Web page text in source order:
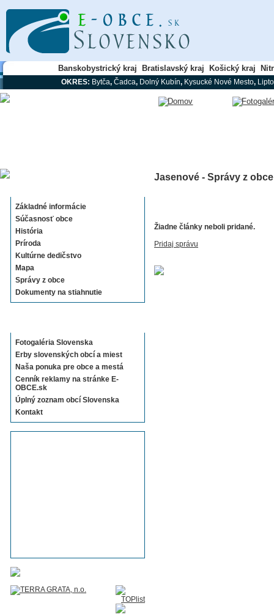
Banskobystrický kraj Bratislavský kraj Košický kraj
OKRES: Bytča,Čadca, Dolný Kubín, Kysucké Nové Mesto,
Základné informácie
Súčasnosť obce
História
Príroda
Kultúrne dedičstvo
Mapa
Správy z obce
Dokumenty na stiahnutie
Fotogaléria Slovenska
Erby slovenských obcí a miest
Naša ponuka pre obce a mestá
Cenník reklamy na stránke E-
OBCE.sk
Úplný zoznam obcí Slovenska
Kontakt
Jasenové - Správy z obce
Žiadne články neboli pridané.
Pridaj správu